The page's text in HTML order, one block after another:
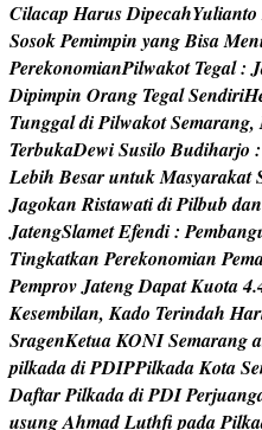
Cilacap HarusDipecahYulianto
SosokPemimpin yangBisaMen
PerekonomianPilwakot Tegal: J
Dipimpin Orang TegalSendiriH
TunggaldiPilwakotSemarang,
TerbukaDewiSusilo Budiharjo :
Lebih BesaruntukMasyarakat
Jagokan RistawatidiPilbub dan
JatengSlametEfendi: Pembang
Tingkatkan Perekonomian Pem
PemprovJatengDapatKuota4.
Kesembilan, Kado Terindah Har
SragenKetuaKONISemaranga
pilkadadiPDIPPilkadaKotaSe
DaftarPilkadadiPDIPerjuang
usungAhmadLuthf padaPilka